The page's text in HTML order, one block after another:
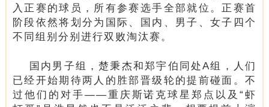
入正赛的球员，所有参赛选手全部就位。正赛首
阶段依然将划分为国际、国内、男子、女子四个
不同组别分别进行双败淘汰赛。
国内男子组，楚秉杰和郑宇伯同处A组，人们
已经开始期待两人的胜部晋级轮的提前碰面。不
过他们的对手——重庆斯诺克球星郑点以及“虾